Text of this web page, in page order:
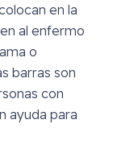
en la
al enfermo
o
barras son
con
ayuda para